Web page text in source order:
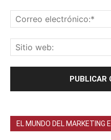
EL MUNDO DEL MARKETING